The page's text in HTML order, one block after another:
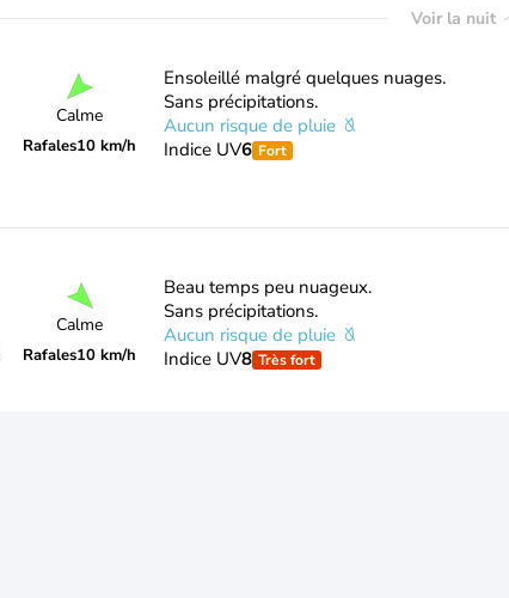
Voir la nuit
Calme
Rafales10 km/h
Ensoleillé malgré quelques nuages.
Sans précipitations.
Aucun risque de pluie
Indice UV6 Fort
Calme
Rafales10 km/h
Beau temps peu nuageux.
Sans précipitations.
Aucun risque de pluie
Indice UV8 Très fort